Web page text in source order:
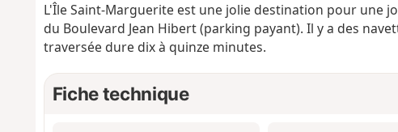
L'Île Saint-Marguerite est une jolie destination pour une
du Boulevard Jean Hibert (parking payant). Il y a des
traversée dure dix à quinze minutes.
Fiche technique